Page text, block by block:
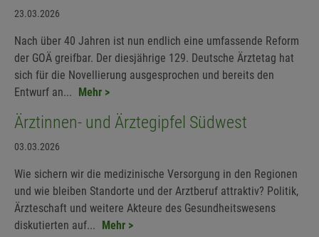
23.03.2026
Nach über 40 Jahren ist nun endlich eine umfassende Reform
der GOÄ greifbar. Der diesjährige 129. Deutsche Ärztetag hat
sich für die Novellierung ausgesprochen und bereits den
Entwurf an... Mehr >
Ärztinnen- und Ärztegipfel Südwest
03.03.2026
Wie sichern wir die medizinische Versorgung in den Regionen
und wie bleiben Standorte und der Arztberuf attraktiv? Politik,
Ärzteschaft und weitere Akteure des Gesundheitswesens
diskutierten auf... Mehr >